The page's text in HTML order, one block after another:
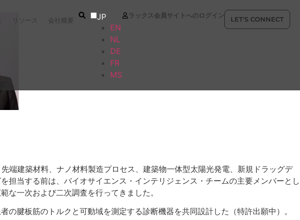
リソース 会社概要
JP
EN
NL
DE
FR
MS
ラックス会員サイトへのログイン
LET'S CONNECT
端建築材料、ナノ材料製造プロセス、建築物一体型太陽光発電、新規ドラッグデ
担当する前は、バイオサイエンス・インテリジェンス・チームの主要メンバーとし
な一次および二次調査を行ってきました。
腱板筋のトルクと可動域を測定する診断機器を共同設計した（特許出願中）。